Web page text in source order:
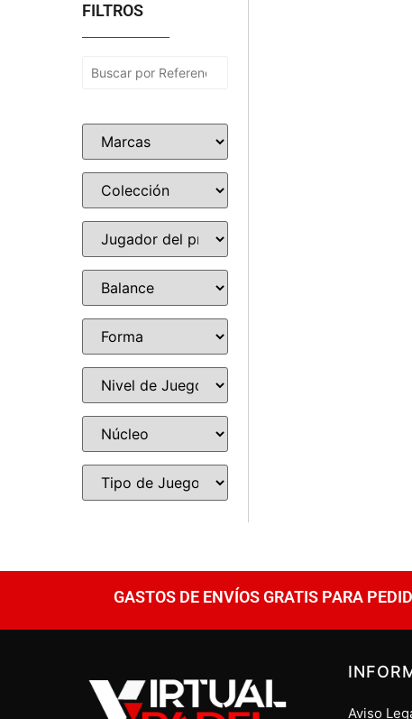
FILTROS
GASTOS DE ENVÍOS GRATIS PARA
Aviso